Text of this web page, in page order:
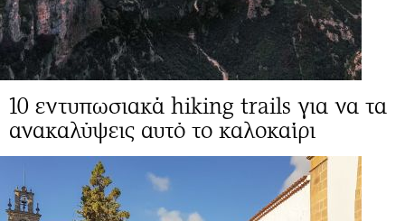
10 εντυπωσιακά hiking trails για να τα
ανακαλύψεις αυτό το καλοκαίρι